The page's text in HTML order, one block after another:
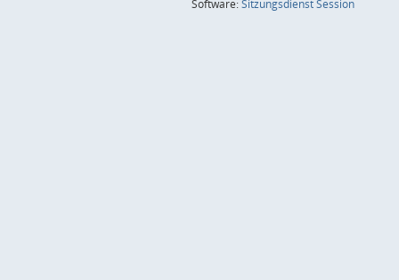
Software:SitzungsdienstSession(Wird in